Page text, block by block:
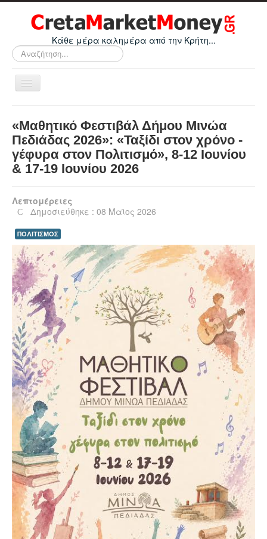
Κάθε μέρα καλημέρα από την Κρήτη...
Αναζήτηση...
Εναλλαγή
πλοήγησης
Οικονομικά
Κρήτη
Ελλάδα
Κόσμος
Απόψεις
Τεχνολογία
Υγεία
Πολιτισμός
Αθλητικά
Βίντεο
Συνταγές
«Μαθητικό Φεστιβάλ Δήμου Μινώα
Πεδιάδας 2026»: «Ταξίδι στον χρόνο -
γέφυρα στον Πολιτισμό», 8-12 Ιουνίου
& 17-19 Ιουνίου 2026
Λεπτομέρειες
Δημοσιεύθηκε : 08 Μαϊος 2026
ΠΟΛΙΤΙΣΜΟΣ